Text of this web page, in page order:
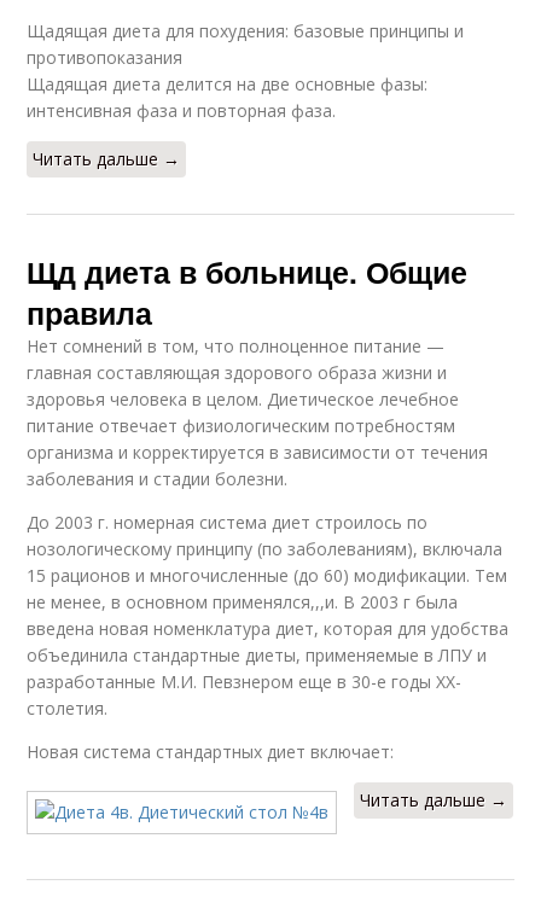
Щадящая диета для похудения: базовые принципы и
противопоказания
Щадящая диета делится на две основные фазы:
интенсивная фаза и повторная фаза.
Читать дальше →
Щд диета в больнице. Общие
правила
Нет сомнений в том, что полноценное питание —
главная составляющая здорового образа жизни и
здоровья человека в целом. Диетическое лечебное
питание отвечает физиологическим потребностям
организма и корректируется в зависимости от течения
заболевания и стадии болезни.
До 2003 г. номерная система диет строилось по
нозологическому принципу (по заболеваниям), включала
15 рационов и многочисленные (до 60) модификации. Тем
не менее, в основном применялся,,,и. В 2003 г была
введена новая номенклатура диет, которая для удобства
объединила стандартные диеты, применяемые в ЛПУ и
разработанные М.И. Певзнером еще в 30-е годы XX-
столетия.
Новая система стандартных диет включает:
Читать дальше →